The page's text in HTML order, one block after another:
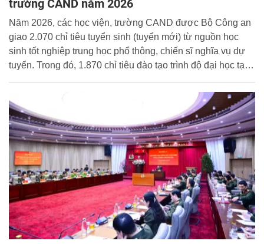
trường CAND năm 2026
Năm 2026, các học viện, trường CAND được Bộ Công an
giao 2.070 chỉ tiêu tuyển sinh (tuyển mới) từ nguồn học
sinh tốt nghiệp trung học phổ thông, chiến sĩ nghĩa vụ dự
tuyển. Trong đó, 1.870 chỉ tiêu đào tạo trình độ đại học tại
tạo trình độ đại học tại các cơ sở đào tạo ngoài ngành.